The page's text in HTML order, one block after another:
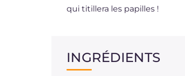
qui titillera les papilles !
INGRÉDIENTS